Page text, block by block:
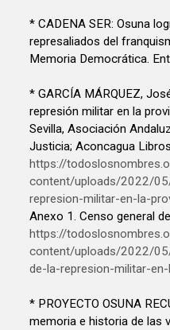
* CADENA SER: Osuna
represaliados del
Memoria Democrática.
* GARCÍA MÁRQUEZ,
represión militar en la
Sevilla, Asociación
Justicia; Aconcagua
https://
content/uploads/2022/
represion-militar-en-la-
Anexo 1. Censo general
https://
content/uploads/2022/
de-la-represion-militar-
* PROYECTO OSUNA
memoria e historia de las